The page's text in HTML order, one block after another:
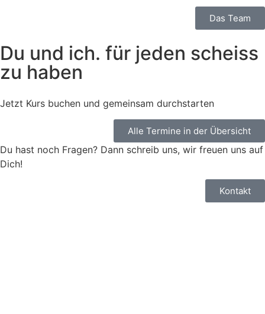
Das Team
Du und ich. für jeden scheiss
zu haben
Jetzt Kurs buchen und gemeinsam durchstarten
Alle Termine in der Übersicht
Du hast noch Fragen? Dann schreib uns, wir freuen uns auf
Dich!
Kontakt